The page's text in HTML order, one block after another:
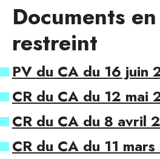
Documents
restreint
PV du CA du 16 juin
CR du CA du 12 mai
CR du CA du 8 avril
CR du CA du 11